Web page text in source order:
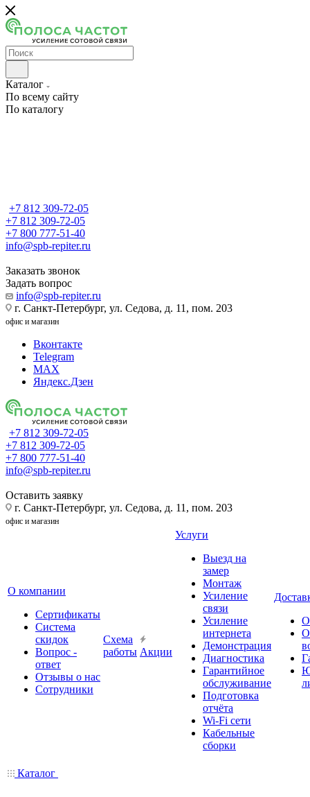
Каталог
По всему сайту
По каталогу
+7 812 309-72-05
+7 812 309-72-05
+7 800 777-51-40
info@spb-repiter.ru
Заказать звонок
Задать вопрос
info@spb-repiter.ru
г. Санкт-Петербург, ул. Седова, д. 11, пом. 203
офис и магазин
Вконтакте
Telegram
MAX
Яндекс.Дзен
+7 812 309-72-05
+7 812 309-72-05
+7 800 777-51-40
info@spb-repiter.ru
Оставить заявку
г. Санкт-Петербург, ул. Седова, д. 11, пом. 203
офис и магазин
О компании
Сертификаты
Система
скидок
Вопрос -
ответ
Отзывы о нас
Сотрудники
Схема
работы Акции
Услуги
Выезд на
замер
Монтаж
Усиление
связи
Усиление
интернета
Демонстрация
Диагностика
Гарантийное
обслуживание
Подготовка
отчёта
Wi-Fi сети
Кабельные
сборки
Каталог